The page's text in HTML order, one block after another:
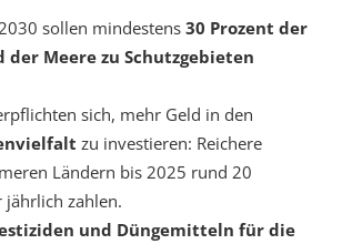
sollen mindestens 30 Prozent der
der Meere zu Schutzgebieten
sich, mehr Geld in den
zu investieren: Reichere
Ländern bis 2025 rund 20
zahlen.
und Düngemitteln für die